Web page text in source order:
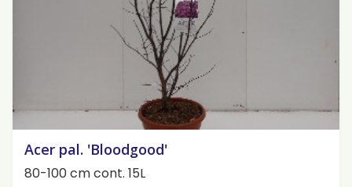
Acer pal. 'Bloodgood'
80-100 cm cont. 15L